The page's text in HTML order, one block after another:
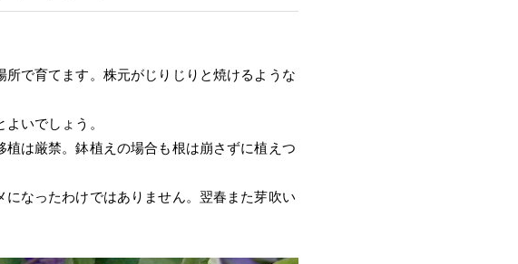
で育てます。株元がじりじりと焼けるような
いでしょう。
は厳禁。鉢植えの場合も根は崩さずに植えつ
なったわけではありません。翌春また芽吹い